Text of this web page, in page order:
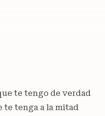
te tengo de verdad
te tenga a la mitad